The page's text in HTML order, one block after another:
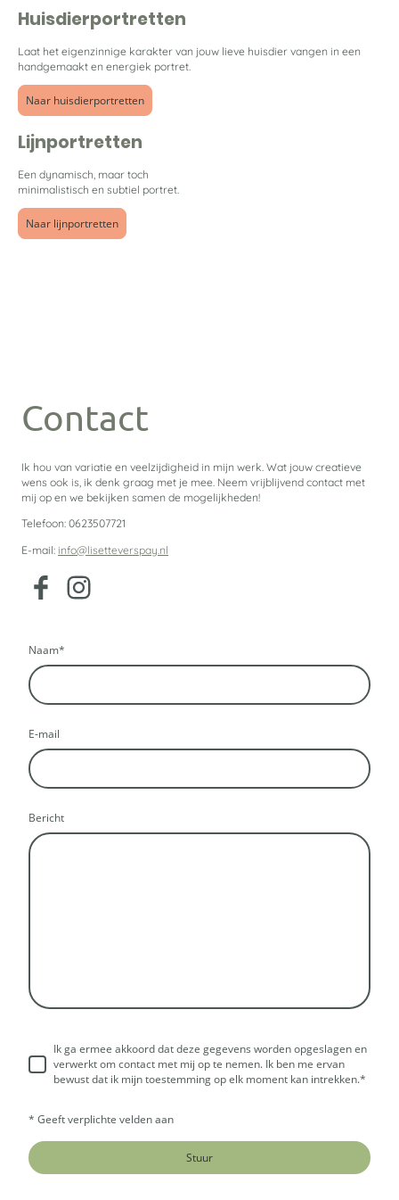
Huisdierportretten
Laat het eigenzinnige karakter van jouw lieve huisdier vangen in een
handgemaakt en energiek portret.
Naar huisdierportretten
Lijnportretten
Een dynamisch, maar toch
minimalistisch en subtiel portret.
Naar lijnportretten
Contact
Ik hou van variatie en veelzijdigheid in mijn werk. Wat jouw creatieve
wens ook is, ik denk graag met je mee. Neem vrijblijvend contact met
mij op en we bekijken samen de mogelijkheden!
Telefoon: 0623507721
E-mail: info@lisetteverspay.nl
Naam*
E-mail
Bericht
Ik ga ermee akkoord dat deze gegevens worden opgeslagen en
verwerkt om contact met mij op te nemen. Ik ben me ervan
bewust dat ik mijn toestemming op elk moment kan intrekken.*
* Geeft verplichte velden aan
Stuur